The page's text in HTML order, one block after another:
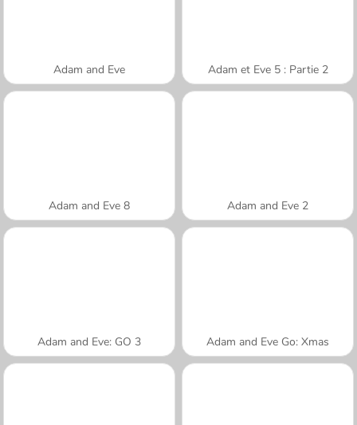
Adam and Eve Adam et Eve 5 : Partie 2
Adam and Eve 8 Adam and Eve 2
Adam and Eve: GO 3 Adam and Eve Go: Xmas